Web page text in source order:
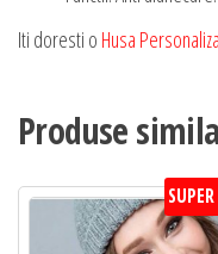
Iti doresti o Husa
Produse